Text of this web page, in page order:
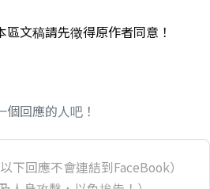
區文稿請先徵得原作者同意！
回應的人吧！
以下回應不會連結到FaceBook）